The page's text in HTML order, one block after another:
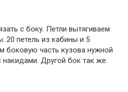
с боку. Петли вытягиваем
20 петель из кабины и 5
боковую часть кузова нужной
Другой бок так же.